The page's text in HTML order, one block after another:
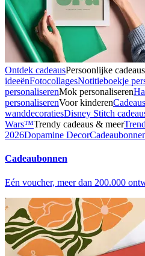
Ontdek cadeausPersoonlijke cadeaus
ideeënFotocollagesNotitieboekje
personaliserenMok personaliseren
personaliserenVoor kinderen
wanddecoratiesDisney Stitch
Wars™Trendy cadeaus & meer
2026Dopamine Decor
Cadeaubonnen
Eén voucher, meer dan 200.000